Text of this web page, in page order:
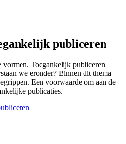
publiceren
Toegankelijk publiceren
we eronder? Binnen dit thema
Een voorwaarde om aan de
publicaties.